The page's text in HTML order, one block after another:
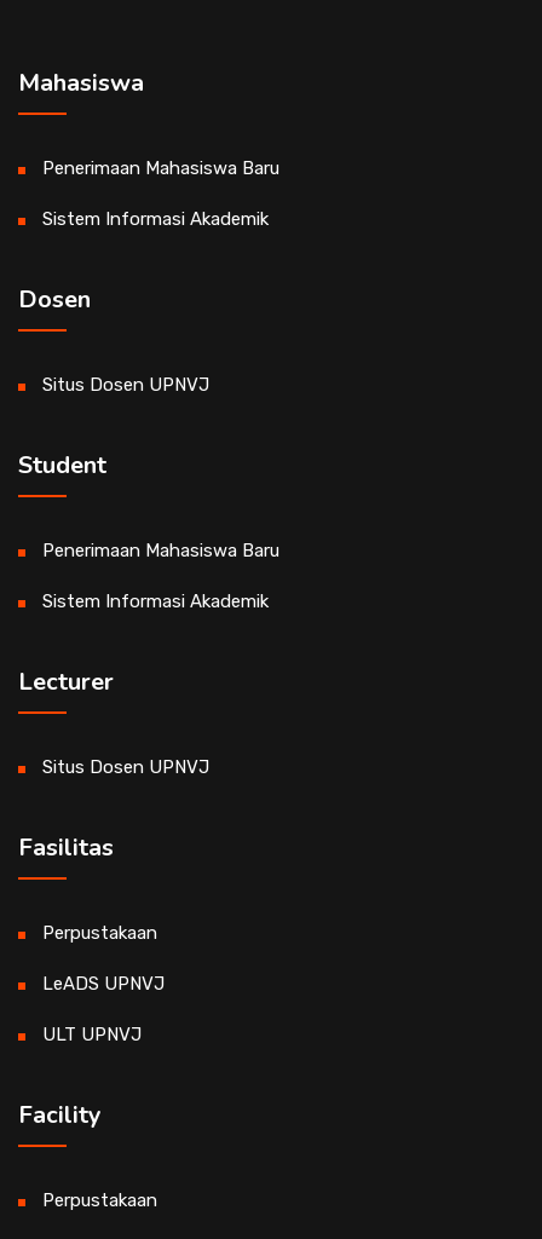
Mahasiswa
Penerimaan Mahasiswa Baru
Sistem Informasi Akademik
Dosen
Situs Dosen UPNVJ
Student
Penerimaan Mahasiswa Baru
Sistem Informasi Akademik
Lecturer
Situs Dosen UPNVJ
Fasilitas
Perpustakaan
LeADS UPNVJ
ULT UPNVJ
Facility
Perpustakaan